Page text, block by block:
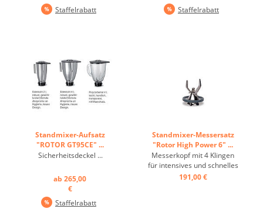
GK950 erfolgt entweder
über den Touchscreen oder
...
Staffelrabatt
Rotor Gastronom GK910 mit
der klassischen Drehknopf
Staffelrabatt
Standmixer-Aufsatz
"ROTOR GT95CE" ...
Sicherheitsdeckel ...
ab 265,00
€
Staffelrabatt
Standmixer-Messersatz
"Rotor High Power 6" ...
Messerkopf mit 4 Klingen
für intensives und schnelles
Verarbeiten, crusht auch
191,00 €